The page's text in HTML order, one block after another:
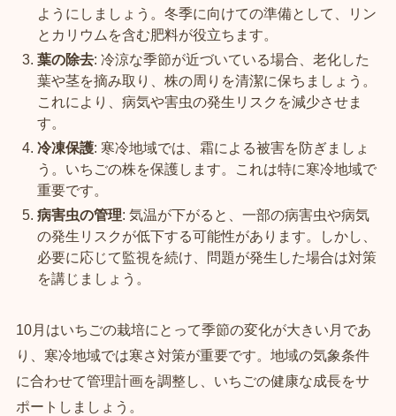
ようにしましょう。冬季に向けての準備として、リン
とカリウムを含む肥料が役立ちます。
葉の除去: 冷涼な季節が近づいている場合、老化した
葉や茎を摘み取り、株の周りを清潔に保ちましょう。
これにより、病気や害虫の発生リスクを減少させま
す。
冷凍保護: 寒冷地域では、霜による被害を防ぎましょ
う。いちごの株を保護します。これは特に寒冷地域で
重要です。
病害虫の管理: 気温が下がると、一部の病害虫や病気
の発生リスクが低下する可能性があります。しかし、
必要に応じて監視を続け、問題が発生した場合は対策
を講じましょう。
10月はいちごの栽培にとって季節の変化が大きい月であ
り、寒冷地域では寒さ対策が重要です。地域の気象条件
に合わせて管理計画を調整し、いちごの健康な成長をサ
ポートしましょう。